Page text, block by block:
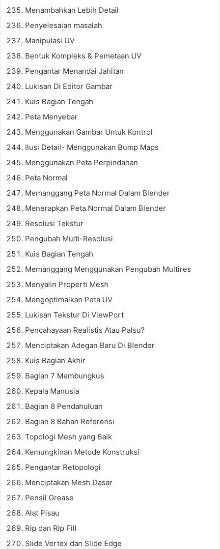
Menambahkan Lebih Detail
Penyelesaian masalah
Manipulasi UV
Bentuk Kompleks & Pemetaan UV
Pengantar Menandai Jahitan
Lukisan Di Editor Gambar
Kuis Bagian Tengah
Peta Menyebar
Menggunakan Gambar Untuk Kontrol
Ilusi Detail- Menggunakan Bump Maps
Menggunakan Peta Perpindahan
Peta Normal
Memanggang Peta Normal Dalam Blender
Menerapkan Peta Normal Dalam Blender
Resolusi Tekstur
Pengubah Multi-Resolusi
Kuis Bagian Tengah
Memanggang Menggunakan Pengubah Multires
Menyalin Properti Mesh
Mengoptimalkan Peta UV
Lukisan Tekstur Di ViewPort
Pencahayaan Realistis Atau Palsu?
Menciptakan Adegan Baru Di Blender
Kuis Bagian Akhir
Bagian 7 Membungkus
Kepala Manusia
Bagian 8 Pendahuluan
Bagian 8 Bahan Referensi
Topologi Mesh yang Baik
Kemungkinan Metode Konstruksi
Pengantar Retopologi
Menciptakan Mesh Dasar
Pensil Grease
Alat Pisau
Rip dan Rip Fill
Slide Vertex dan Slide Edge